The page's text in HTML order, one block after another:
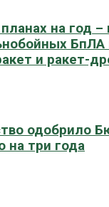
на год –
БпЛА
и ракет-
одобрило
на три года